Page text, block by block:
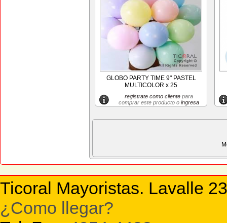
GLOBO PARTY TIME 9" PASTEL
MULTICOLOR x 25
registrate como clientepara
comprar este producto o ingresa
Ticoral Mayoristas. Lavalle
¿Como llegar?